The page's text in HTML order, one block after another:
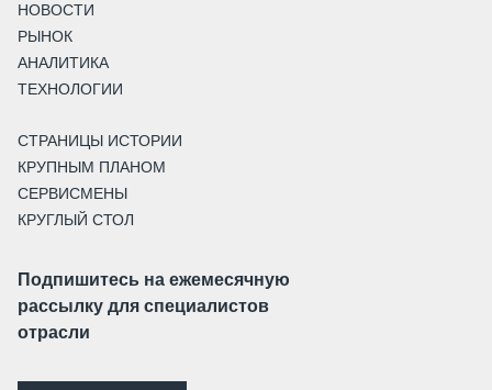
НОВОСТИ
РЫНОК
АНАЛИТИКА
ТЕХНОЛОГИИ
СТРАНИЦЫ ИСТОРИИ
КРУПНЫМ ПЛАНОМ
СЕРВИСМЕНЫ
КРУГЛЫЙ СТОЛ
Подпишитесь на ежемесячную
рассылку для специалистов
отрасли